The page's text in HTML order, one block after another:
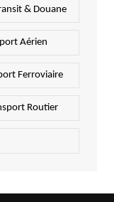
& Douane
Aérien
Ferroviaire
Routier